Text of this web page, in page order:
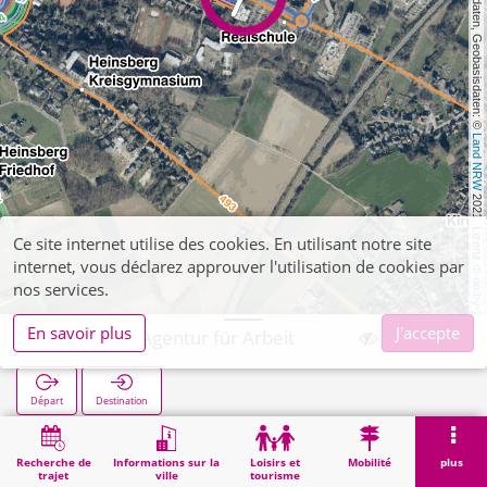
, Kartendaten, Geobasisdaten: ©
Land NRW
2021, Lizenz
dl-de/by-2-0
Recherche de
trajet
Informations sur la
ville
Loisirs et
tourisme
Mobilité plus
Heinsberg Agentur für Arbeit
Départ Destination
Démarrage Heinsberg Agentur für Arbeit
Ce site internet utilise des cookies. En utilisant notre site
internet, vous déclarez approuver l'utilisation de cookies par
nos services.
En savoir plus
J'accepte